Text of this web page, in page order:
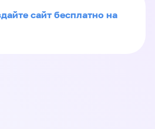
сайт бесплатно на